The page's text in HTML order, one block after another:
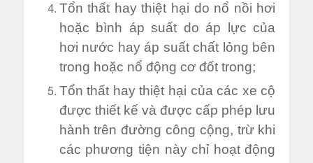
Tổn thất hay thiệt hại do nổ nồi hơi
hoặc bình áp suất do áp lực của
hơi nước hay áp suất chất lỏng bên
trong hoặc nổ động cơ đốt trong;
Tổn thất hay thiệt hại của các xe cộ
được thiết kế và được cấp phép lưu
hành trên đường công cộng, trừ khi
các phương tiện này chỉ hoạt động